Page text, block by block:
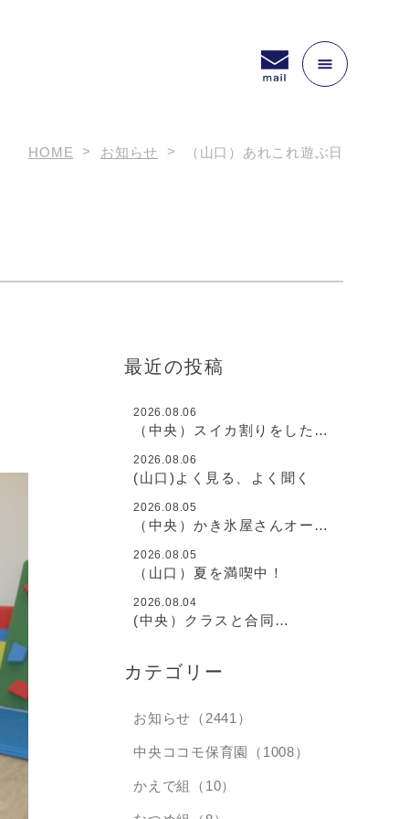
HOME お知らせ （山口）あれこれ遊ぶ日
最近の投稿
2026.08.06
（中央）スイカ割りをしたよ
2026.08.06
(山口)よく見る、よく聞く
2026.08.05
（中央）かき氷屋さんオープ
2026.08.05
（山口）夏を満喫中！
2026.08.04
(中央）クラスと合同
カテゴリー
お知らせ（2441）
中央ココモ保育園（1008）
かえで組（10）